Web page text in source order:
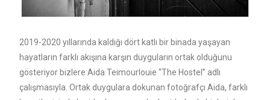
2019-2020 yıllarında kaldığı dört katlı bir binada yaşayan
hayatların farklı akışına karşın duyguların ortak olduğunu
gösteriyor bizlere Aida Teimourlouie “The Hostel” adlı
çalışmasıyla. Ortak duygulara dokunan fotoğrafçı Aida, farklı